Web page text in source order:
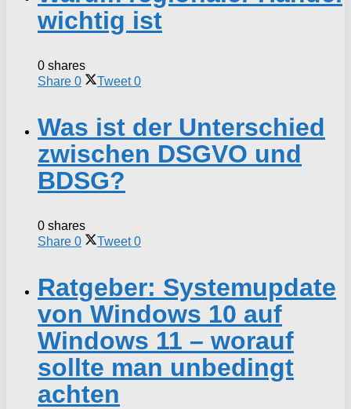
wichtig ist
0 shares
Share 0 Tweet 0
Was ist der Unterschied
zwischen DSGVO und
BDSG?
0 shares
Share 0 Tweet 0
Ratgeber: Systemupdate
von Windows 10 auf
Windows 11 – worauf
sollte man unbedingt
achten